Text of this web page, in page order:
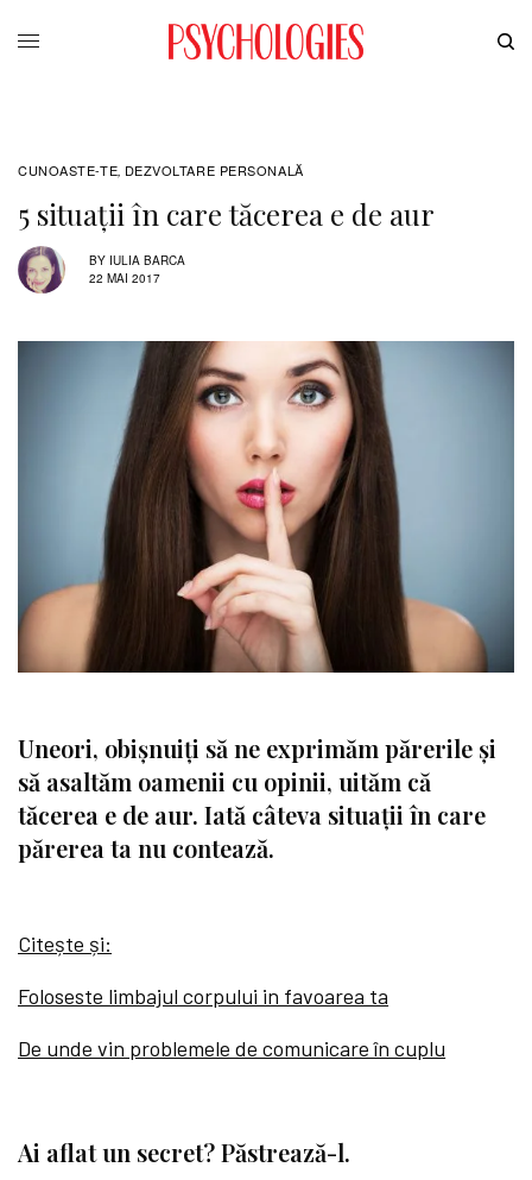
CUNOASTE-TE, DEZVOLTARE PERSONALĂ
5 situații în care tăcerea e de aur
BY IULIA BARCA
22 MAI 2017
Uneori, obișnuiți să ne exprimăm părerile și
să asaltăm oamenii cu opinii, uităm că
tăcerea e de aur. Iată câteva situații în care
părerea ta nu contează.
Citește și:
Foloseste limbajul corpului in favoarea ta
De unde vin problemele de comunicare în cuplu
Ai aflat un secret? Păstrează-l.